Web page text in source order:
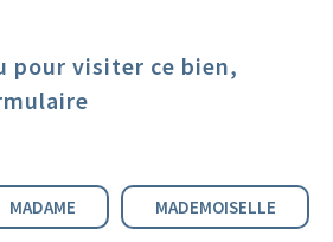
pour visiter ce bien,
MADAME MADEMOISELLE